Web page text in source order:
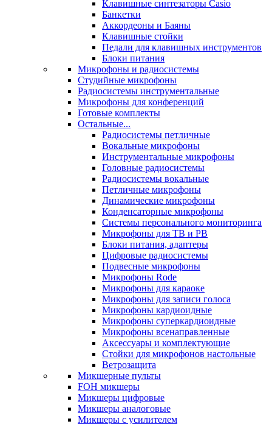
Клавишные синтезаторы Casio
Банкетки
Аккордеоны и Баяны
Клавишные стойки
Педали для клавишных инструментов
Блоки питания
Микрофоны и радиосистемы
Студийные микрофоны
Радиосистемы инструментальные
Микрофоны для конференций
Готовые комплекты
Остальные...
Радиосистемы петличные
Вокальные микрофоны
Инструментальные микрофоны
Головные радиосистемы
Радиосистемы вокальные
Петличные микрофоны
Динамические микрофоны
Конденсаторные микрофоны
Системы персонального мониторинга
Микрофоны для ТВ и РВ
Блоки питания, адаптеры
Цифровые радиосистемы
Подвесные микрофоны
Микрофоны Rode
Микрофоны для караоке
Микрофоны для записи голоса
Микрофоны кардиоидные
Микрофоны суперкардиоидные
Микрофоны всенаправленные
Аксессуары и комплектующие
Стойки для микрофонов настольные
Ветрозащита
Микшерные пульты
FOH микшеры
Микшеры цифровые
Микшеры аналоговые
Микшеры с усилителем